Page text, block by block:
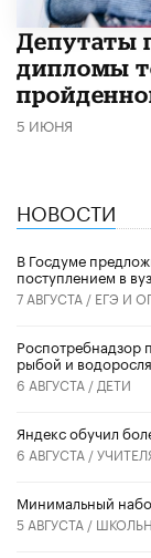
Депутаты
дипломы
5 ИЮНЯ
НОВОСТИ
В Госдуме
поступлением в
7 АВГУСТА / ЕГЭ И
Роспотребнадзор
рыбой и
6 АВГУСТА / ДЕТИ
​Яндекс обучил
6 АВГУСТА /
Минимальный
5 АВГУСТА /